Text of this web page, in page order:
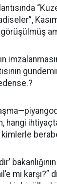
görüşülmüş
hangi
kimlerle
mi